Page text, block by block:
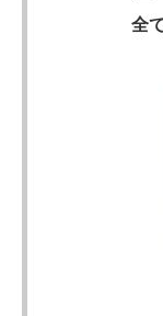
全